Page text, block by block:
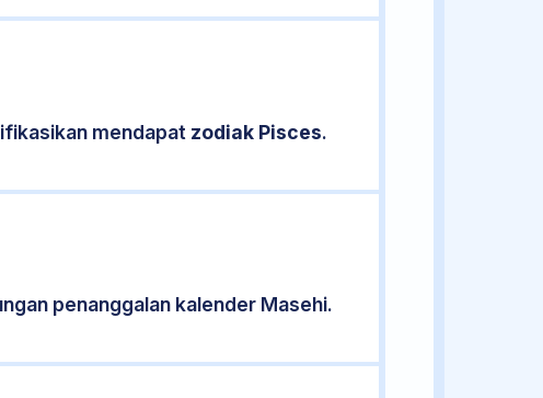
mendapat zodiak Pisces.
penanggalan kalender Masehi.